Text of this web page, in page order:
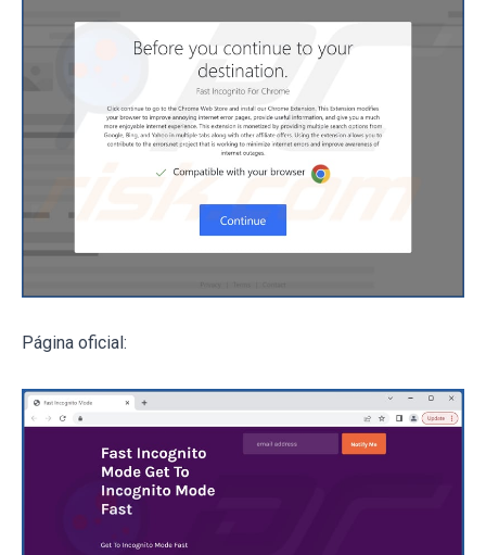
Página oficial: